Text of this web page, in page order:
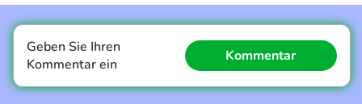
Geben Sie Ihren
Kommentar ein
Kommentar